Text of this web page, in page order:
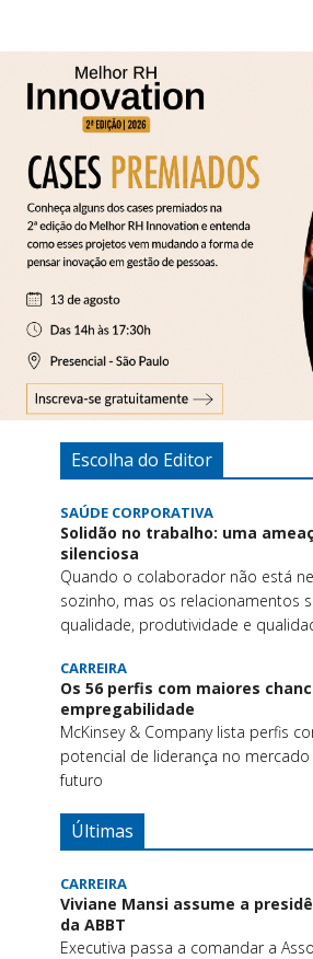
Escolha do Editor
SAÚDE CORPORATIVA
Solidão no trabalho: uma
silenciosa
Quando o colaborador não está
sozinho, mas os relacionamentos
qualidade, produtividade e
CARREIRA
Os 56 perfis com maiores
empregabilidade
McKinsey & Company lista perfis
potencial de liderança no
futuro
Últimas
CARREIRA
Viviane Mansi assume a
da ABBT
Executiva passa a comandar a